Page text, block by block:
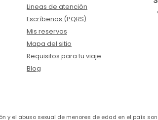
Lineas de atención
Escríbenos (PQRS)
Mis reservas
Mapa del sitio
Requisitos para tu viaje
Blog
y el abuso sexual de menores de edad en el país